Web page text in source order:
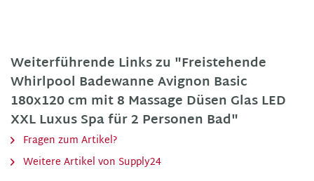
Weiterführende Links zu "Freistehende
Whirlpool Badewanne Avignon Basic
180x120 cm mit 8 Massage Düsen Glas LED
XXL Luxus Spa für 2 Personen Bad"
Fragen zum Artikel?
Weitere Artikel von Supply24